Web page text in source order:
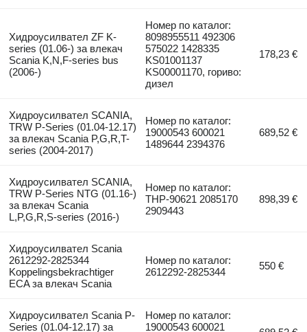
Хидроусилвател ZF K-
series (01.06-) за влекач
Scania K,N,F-series bus
(2006-)
Номер по каталог:
8098955511 492306
575022 1428335
KS01001137
KS00001170, гориво:
дизел
178,23 €
Хидроусилвател SCANIA,
TRW P-Series (01.04-12.17)
за влекач Scania P,G,R,T-
series (2004-2017)
Номер по каталог:
19000543 600021
1489644 2394376
689,52 €
Хидроусилвател SCANIA,
TRW P-Series NTG (01.16-)
за влекач Scania
L,P,G,R,S-series (2016-)
Номер по каталог:
THP-90621 2085170
2909443
898,39 €
Хидроусилвател Scania
2612292-2825344
Koppelingsbekrachtiger
ECA за влекач Scania
Номер по каталог:
2612292-2825344
550 €
Хидроусилвател Scania P-
Series (01.04-12.17) за
Номер по каталог:
19000543 600021